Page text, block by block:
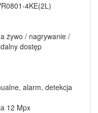
4KE(2L)
żywo / nagrywanie /
dostęp
alarm, detekcja
12 Mpx